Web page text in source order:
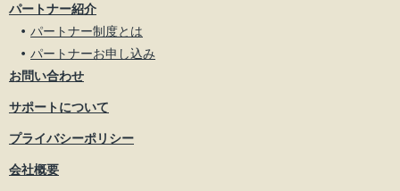
パートナー紹介
パートナー制度とは
パートナーお申し込み
お問い合わせ
サポートについて
プライバシーポリシー
会社概要